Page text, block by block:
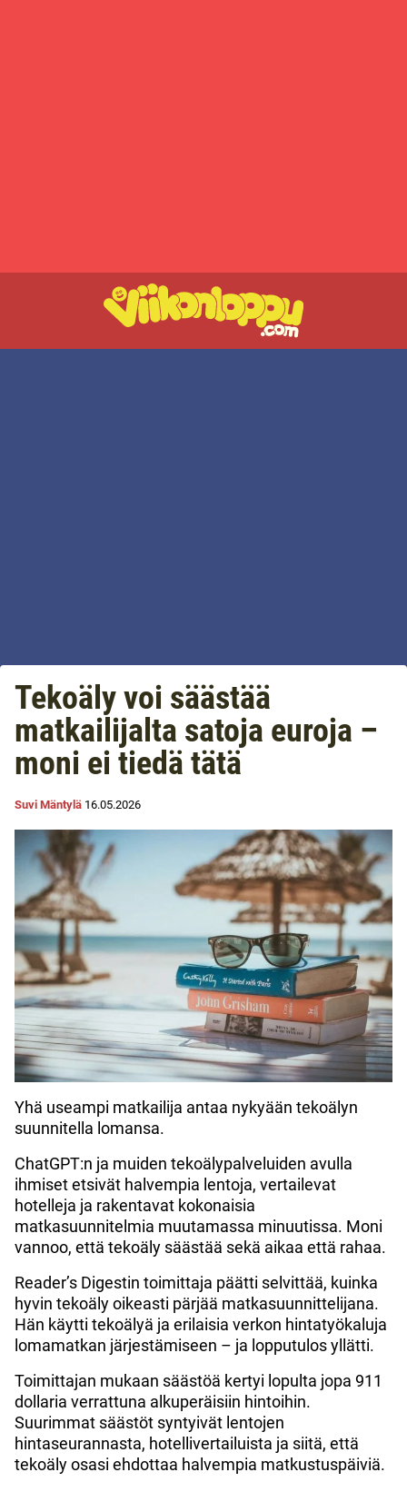
Tekoäly voi säästää
matkailijalta satoja euroja –
moni ei tiedä tätä
Suvi Mäntylä 16.05.2026
Yhä useampi matkailija antaa nykyään tekoälyn
suunnitella lomansa.
ChatGPT:n ja muiden tekoälypalveluiden avulla
ihmiset etsivät halvempia lentoja, vertailevat
hotelleja ja rakentavat kokonaisia
matkasuunnitelmia muutamassa minuutissa. Moni
vannoo, että tekoäly säästää sekä aikaa että rahaa.
Reader’s Digestin toimittaja päätti selvittää, kuinka
hyvin tekoäly oikeasti pärjää matkasuunnittelijana.
Hän käytti tekoälyä ja erilaisia verkon hintatyökaluja
lomamatkan järjestämiseen – ja lopputulos yllätti.
Toimittajan mukaan säästöä kertyi lopulta jopa 911
dollaria verrattuna alkuperäisiin hintoihin.
Suurimmat säästöt syntyivät lentojen
hintaseurannasta, hotellivertailuista ja siitä, että
tekoäly osasi ehdottaa halvempia matkustuspäiviä.